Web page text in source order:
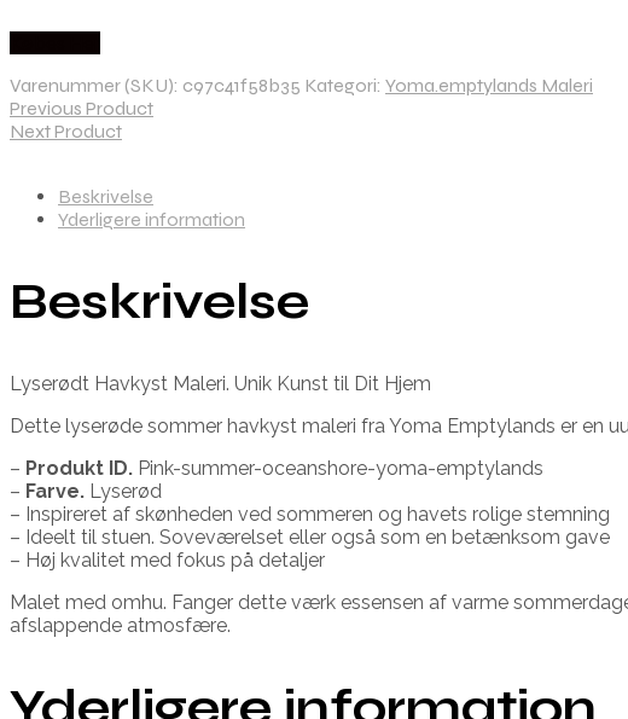
Varenummer (SKU): c97c41f58b35 Kategori: Yoma.emptylands Maleri
Previous Product
Next Product
Beskrivelse
Yderligere information
Beskrivelse
Lyserødt Havkyst Maleri. Unik Kunst til Dit Hjem
Dette lyserøde sommer havkyst maleri fra Yoma Emptylands er en
– Produkt ID. Pink-summer-oceanshore-yoma-emptylands
– Farve. Lyserød
– Inspireret af skønheden ved sommeren og havets rolige stemning
– Ideelt til stuen. Soveværelset eller også som en betænksom gave
– Høj kvalitet med fokus på detaljer
Malet med omhu. Fanger dette værk essensen af varme
afslappende atmosfære.
Yderligere information